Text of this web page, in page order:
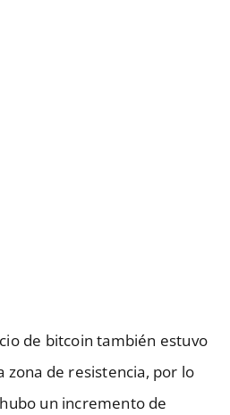
de bitcoin también estuvo
zona de resistencia, por lo
un incremento de